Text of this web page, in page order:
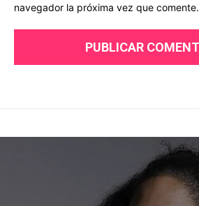
navegador la próxima vez que comente.